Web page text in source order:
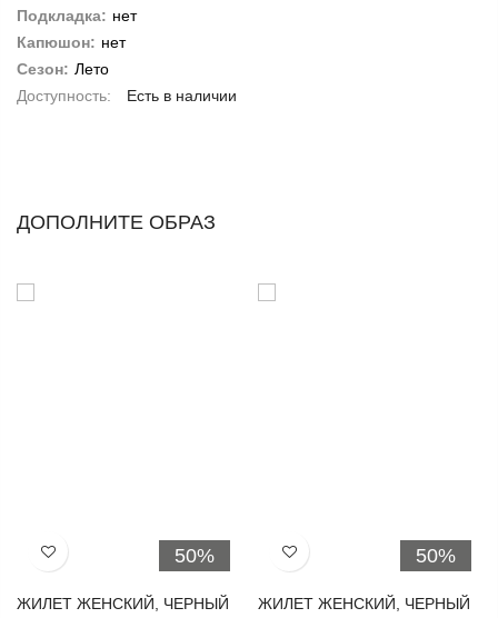
Подкладка: нет
Капюшон: нет
Сезон: Лето
Есть в наличии
ДОПОЛНИТЕ ОБРАЗ
50%
Хочу!
ЖИЛЕТ ЖЕНСКИЙ, ЧЕРНЫЙ
50%
Хочу!
ЖИЛЕТ ЖЕНСКИЙ, ЧЕРНЫЙ